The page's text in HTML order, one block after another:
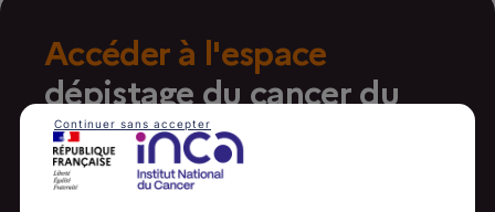
Accéder à l'espace
dépistage du cancer du
col de l'utérus
Continuer sans accepter